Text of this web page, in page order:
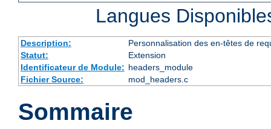
Langues
Description:
Personnalisation des en-têtes de
Statut:
Extension
Identificateur de Module: headers_module
Fichier Source:
mod_headers.c
Sommaire